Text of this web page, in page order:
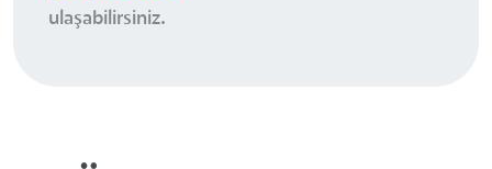
ulaşabilirsiniz.